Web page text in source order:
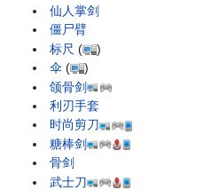
仙人掌剑
僵尸臂
标尺 (
)
伞 (
)
颌骨剑
利刃手套
时尚剪刀
糖棒剑
骨剑
武士刀